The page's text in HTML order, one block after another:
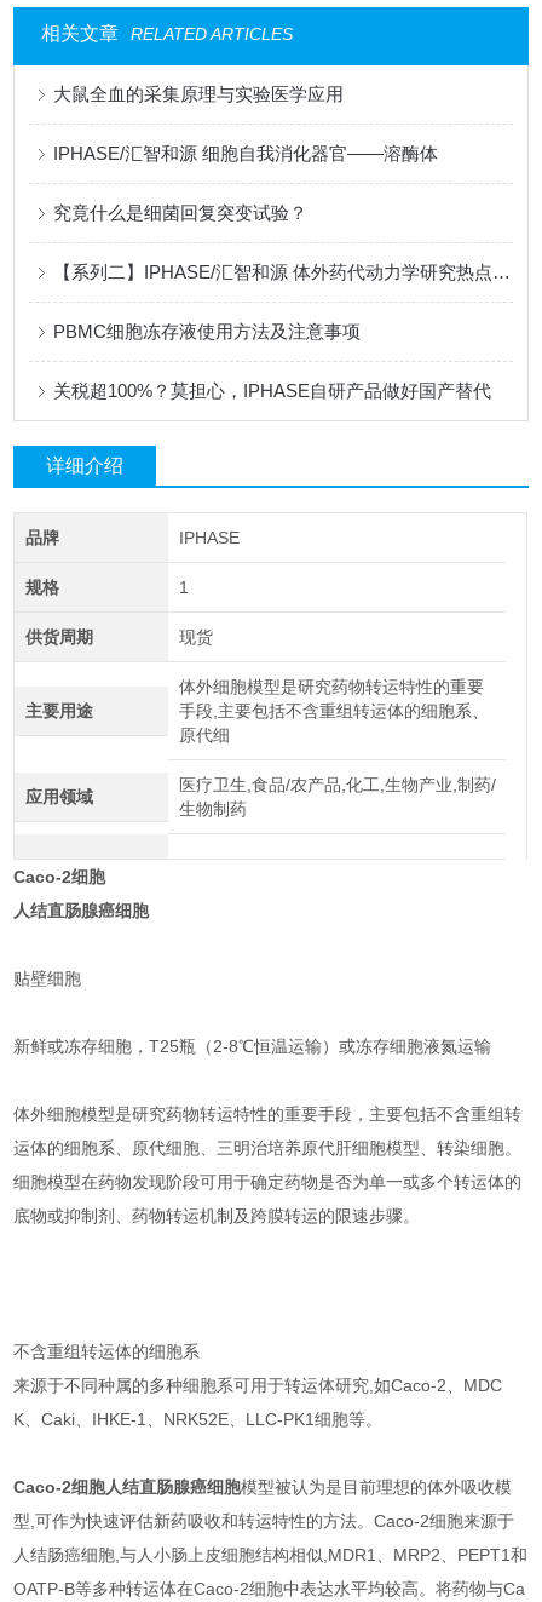
相关文章 RELATED ARTICLES
大鼠全血的采集原理与实验医学应用
IPHASE/汇智和源 细胞自我消化器官——溶酶体
究竟什么是细菌回复突变试验？
【系列二】IPHASE/汇智和源 体外药代动力学研究热点问题解答
PBMC细胞冻存液使用方法及注意事项
关税超100%？莫担心，IPHASE自研产品做好国产替代
详细介绍
品牌 IPHASE
规格 1
供货周期 现货
主要用途
体外细胞模型是研究药物转运特性的重要
手段,主要包括不含重组转运体的细胞系、
原代细
应用领域
医疗卫生,食品/农产品,化工,生物产业,制药/
生物制药
Caco-2细胞
人结直肠腺癌细胞
贴壁细胞
新鲜或冻存细胞，T25瓶（2-8℃恒温运输）或冻存细胞液氮运输
体外细胞模型是研究药物转运特性的重要手段，主要包括不含重组转
运体的细胞系、原代细胞、三明治培养原代肝细胞模型、转染细胞。
细胞模型在药物发现阶段可用于确定药物是否为单一或多个转运体的
底物或抑制剂、药物转运机制及跨膜转运的限速步骤。
不含重组转运体的细胞系
来源于不同种属的多种细胞系可用于转运体研究,如Caco-2、MDC
K、Caki、IHKE-1、NRK52E、LLC-PK1细胞等。
Caco-2细胞人结直肠腺癌细胞模型被认为是目前理想的体外吸收模
型,可作为快速评估新药吸收和转运特性的方法。Caco-2细胞来源于
人结肠癌细胞,与人小肠上皮细胞结构相似,MDR1、MRP2、PEPT1和
OATP-B等多种转运体在Caco-2细胞中表达水平均较高。将药物与Ca